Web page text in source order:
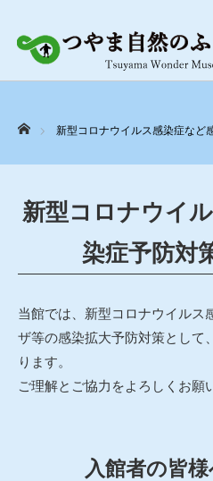
ホーム
新型コロナウイルス感染症など
新型コロナウイ
染症予防対
当館では、新型コロナウイルス
ザ等の感染拡大予防対策として
ります。
ご理解とご協力をよろしくお願
入館者の皆